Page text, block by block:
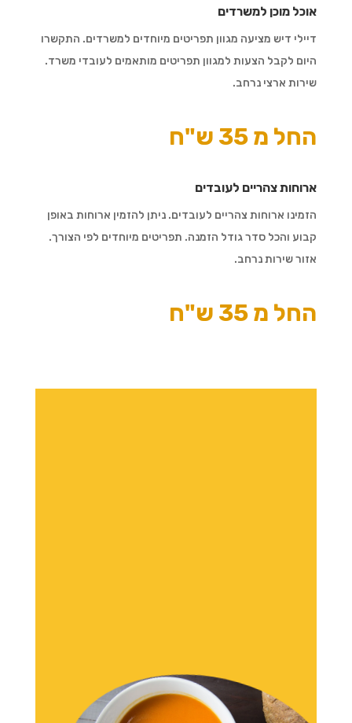
אוכל מוכן למשרדים
דיילי דיש מציעה מגוון תפריטים מיוחדים למשרדים. התקשרו
היום לקבל הצעות למגוון תפריטים מותאמים לעובדי משרד.
שירות ארצי נרחב.
החל מ 35 ש"ח
ארוחות צהריים לעובדים
הזמינו ארוחות צהריים לעובדים. ניתן להזמין ארוחות באופן
קבוע והכל סדר גודל הזמנה. תפריטים מיוחדים לפי הצורך.
אזור שירות נרחב.
החל מ 35 ש"ח